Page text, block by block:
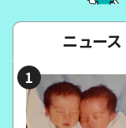
ニュース